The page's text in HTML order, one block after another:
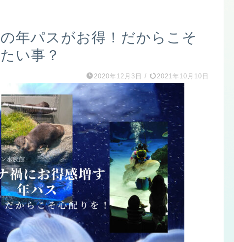
年パスがお得！だからこそ
い事？
2020年12月3日 / 2021年10月10日